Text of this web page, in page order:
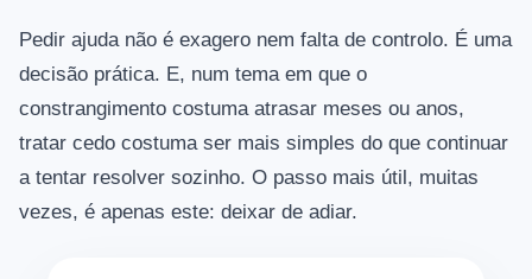
Pedir ajuda não é exagero nem falta de controlo. É uma
decisão prática. E, num tema em que o
constrangimento costuma atrasar meses ou anos,
tratar cedo costuma ser mais simples do que continuar
a tentar resolver sozinho. O passo mais útil, muitas
vezes, é apenas este: deixar de adiar.